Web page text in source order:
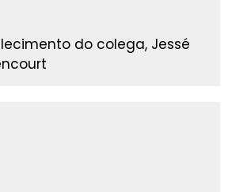
do colega, Jessé